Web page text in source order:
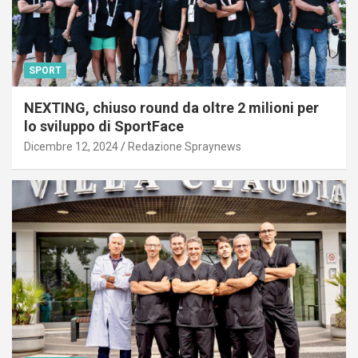
SPORT
NEXTING, chiuso round da oltre 2 milioni per
lo sviluppo di SportFace
Dicembre 12, 2024 Redazione Spraynews